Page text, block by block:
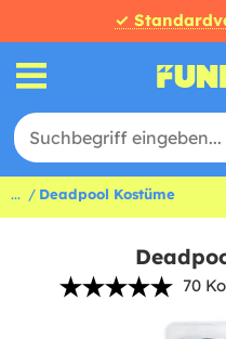
✓
... Deadpool Kostüme
70